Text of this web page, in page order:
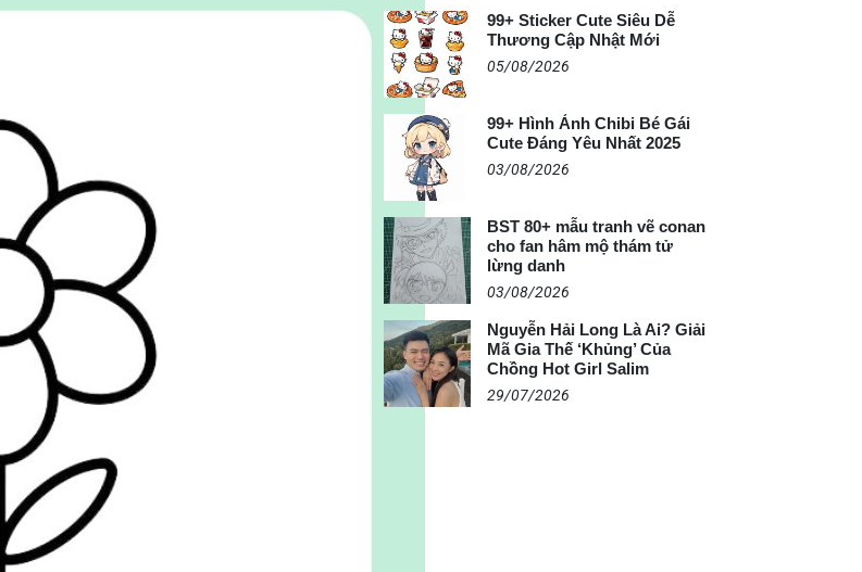
99+ Sticker Cute Siêu Dễ
Thương Cập Nhật Mới
05/08/2026
99+ Hình Ảnh Chibi Bé Gái
Cute Đáng Yêu Nhất 2025
03/08/2026
BST 80+ mẫu tranh vẽ conan
cho fan hâm mộ thám tử
lừng danh
03/08/2026
Nguyễn Hải Long Là Ai? Giải
Mã Gia Thế ‘Khủng’ Của
Chồng Hot Girl Salim
29/07/2026